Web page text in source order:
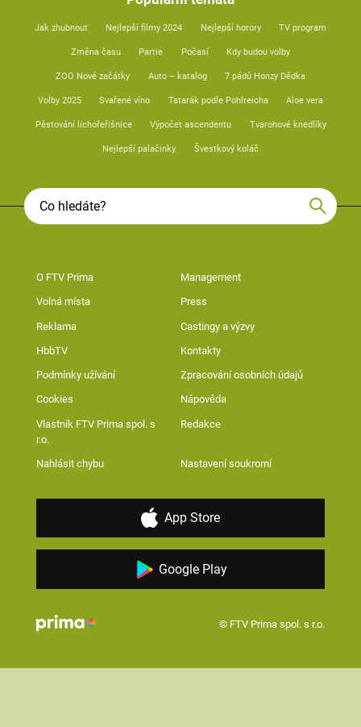
Jak zhubnout Nejlepší filmy 2024 Nejlepší horory TV program
Změna času Partie Počasí Kdy budou volby
ZOO Nové začátky Auto – katalog 7 pádů Honzy Dědka
Volby 2025 Svařené víno Tatarák podle Pohlreicha Aloe vera
Pěstování lichořeřišnice Výpočet ascendentu Tvarohové knedlíky
Nejlepší palačinky Švestkový koláč
O FTV Prima Management
Volná místa Press
Reklama Castingy a výzvy
HbbTV Kontakty
Podmínky užívání Zpracování osobních údajů
Cookies Nápověda
Vlastník FTV Prima spol. s
r.o.
Redakce
Nahlásit chybu Nastavení soukromí
App Store
Google Play
© FTV Prima spol. s r.o.